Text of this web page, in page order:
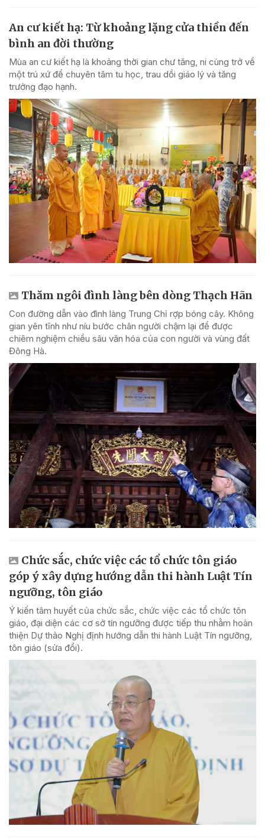
An cư kiết hạ: Từ khoảng lặng cửa thiền đến
bình an đời thường
Mùa an cư kiết hạ là khoảng thời gian chư tăng, ni cùng trở về
một trú xứ để chuyên tâm tu học, trau dồi giáo lý và tăng
trưởng đạo hạnh.
Thăm ngôi đình làng bên dòng Thạch Hãn
Con đường dẫn vào đình làng Trung Chỉ rợp bóng cây. Không
gian yên tĩnh như níu bước chân người chậm lại để được
chiêm nghiệm chiều sâu văn hóa của con người và vùng đất
Đông Hà.
Chức sắc, chức việc các tổ chức tôn giáo
góp ý xây dựng hướng dẫn thi hành Luật Tín
ngưỡng, tôn giáo
Ý kiến tâm huyết của chức sắc, chức việc các tổ chức tôn
giáo, đại diện các cơ sở tín ngưỡng được tiếp thu nhằm hoàn
thiện Dự thảo Nghị định hướng dẫn thi hành Luật Tín ngưỡng,
tôn giáo (sửa đổi).